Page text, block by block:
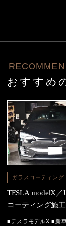
おすすめ
ガラスコーティング
TESLA modelX／
コーティング施工
■テスラモデルX ■新